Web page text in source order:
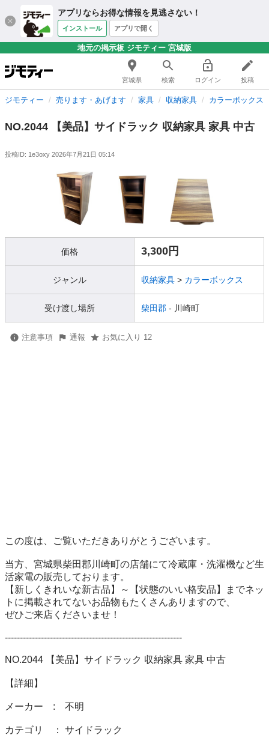
アプリならお得な情報を見逃さない！
インストール アプリで開く
地元の掲示板 ジモティー 宮城版
宮城県 検索 ログイン 投稿
ジモティー 売ります・あげます 家具 収納家具 カラーボックス
NO.2044 【美品】サイドラック 収納家具 家具 中古
投稿ID: 1e3oxy 2026年7月21日 05:14
価格 3,300円
ジャンル 収納家具 > カラーボックス
受け渡し場所 柴田郡 - 川崎町
注意事項 通報 お気に入り 12
この度は、ご覧いただきありがとうございます。
当方、宮城県柴田郡川崎町の店舗にて冷蔵庫・洗濯機など生
活家電の販売しております。
【新しくきれいな新古品】～【状態のいい格安品】までネッ
トに掲載されてないお品物もたくさんありますので、
ぜひご来店くださいませ！
-----------------------------------------------------------
NO.2044 【美品】サイドラック 収納家具 家具 中古
【詳細】
メーカー　:　不明
カテゴリ　： サイドラック